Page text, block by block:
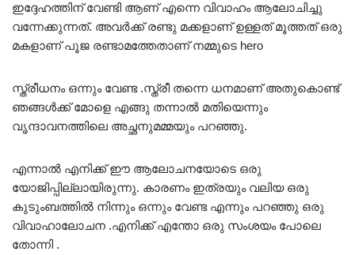
ഇദ്ദേഹത്തിന് വേണ്ടി ആണ് എന്നെ വിവാഹം ആലോചിച്ചു
വന്നേക്കുന്നത്. അവർക്ക് രണ്ടു മക്കളാണ് ഉള്ളത് മൂത്തത് ഒരു
മകളാണ് പൂജ രണ്ടാമത്തേതാണ് നമ്മുടെ hero
സ്ത്രീധനം ഒന്നും വേണ്ട .സ്ത്രീ തന്നെ ധനമാണ് അതുകൊണ്ട്
ഞങ്ങൾക്ക് മോളെ എങ്ങു തന്നാൽ മതിയെന്നും
വൃന്ദാവനത്തിലെ അച്ഛനുമമ്മയും പറഞ്ഞു.
എന്നാൽ എനിക്ക് ഈ ആലോചനയോടെ ഒരു
യോജിപ്പില്ലായിരുന്നു. കാരണം ഇത്രയും വലിയ ഒരു
കുടുംബത്തിൽ നിന്നും ഒന്നും വേണ്ട എന്നും പറഞ്ഞു ഒരു
വിവാഹാലോചന .എനിക്ക് എന്തോ ഒരു സംശയം പോലെ
തോന്നി .